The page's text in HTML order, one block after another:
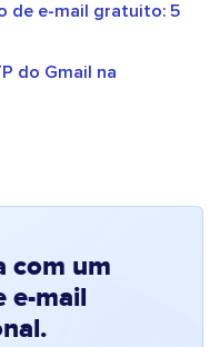
de e-mail gratuito: 5
do Gmail na
com um
e-mail